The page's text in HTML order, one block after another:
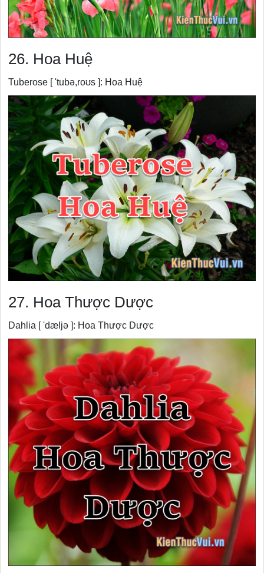
26. Hoa Huệ
Tuberose [ 'tubə,roʊs ]: Hoa Huệ
27. Hoa Thược Dược
Dahlia [ 'dæljə ]: Hoa Thược Dược